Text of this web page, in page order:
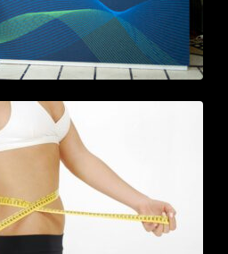
Wegovy® generează o scădere
de până la 22,6% la femei în
și reduce la jumătate